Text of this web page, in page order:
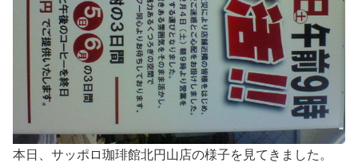
本日、サッポロ珈琲館北円山店の様子を見てきました。